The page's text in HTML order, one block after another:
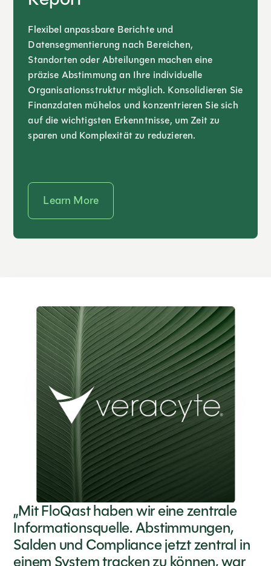
Flexibel anpassbare Berichte und
Datensegmentierung nach Bereichen,
Standorten oder Abteilungen machen eine
präzise Abstimmung an Ihre individuelle
Organisationsstruktur möglich. Konsolidieren Sie
Finanzdaten mühelos und konzentrieren Sie sich
auf die wichtigsten Erkenntnisse, um Zeit zu
sparen und Komplexität zu reduzieren.
Learn More
„Mit FloQast haben wir eine zentrale
Informationsquelle. Abstimmungen,
Salden und Compliance jetzt zentral in